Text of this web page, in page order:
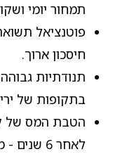
תמחור יומי
פוטנציאל
חיסכון ארוך.
תנודתיות
בתקופות של
הטבת המס של
לאחר 6